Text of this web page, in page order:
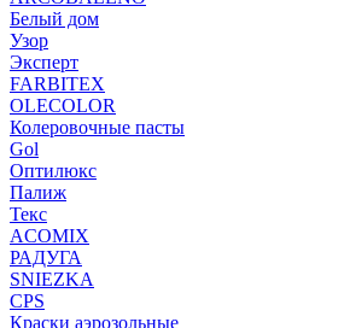
Белый дом
Узор
Эксперт
FARBITEX
OLECOLOR
Колеровочные пасты
Gol
Оптилюкс
Палиж
Текс
ACOMIX
РАДУГА
SNIEZKA
CPS
Краски аэрозольные